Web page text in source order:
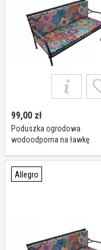
99,00 zł
Poduszka ogrodowa
wodoodporna na ławkę
120x40+40
Allegro